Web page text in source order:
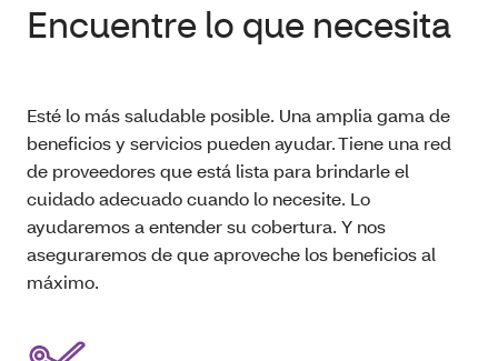
Encuentre lo que necesita
Esté lo más saludable posible. Una amplia gama de
beneficios y servicios pueden ayudar. Tiene una red
de proveedores que está lista para brindarle el
cuidado adecuado cuando lo necesite. Lo
ayudaremos a entender su cobertura. Y nos
aseguraremos de que aproveche los beneficios al
máximo.